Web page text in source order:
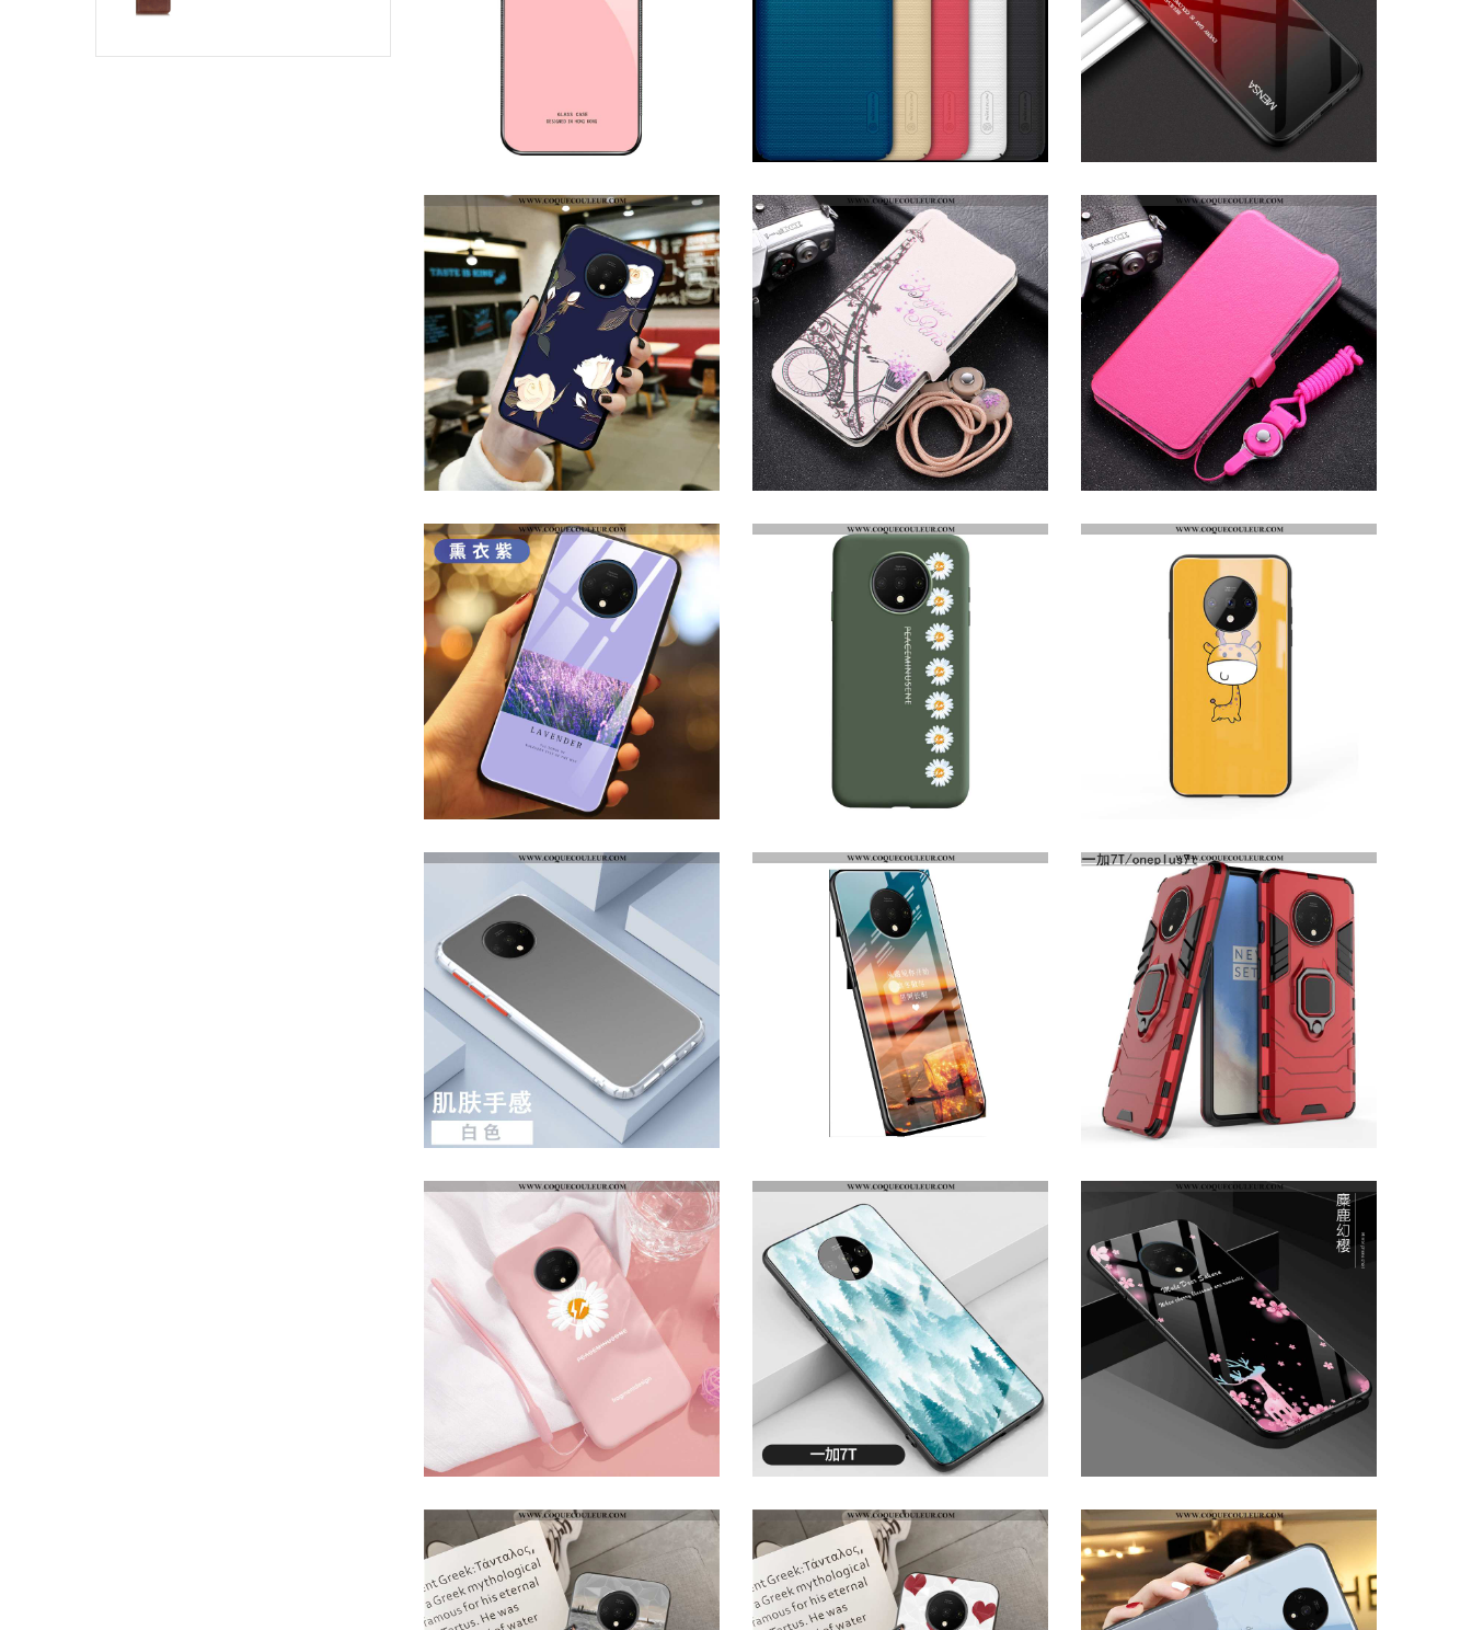
COQUE ONEPLUS 7T PROTECTION FLUIDE DOUX TÉLÉPHONE PORTABLE, HOUSSE ONEPLUS 7T VERRE ROSE COQUE ONEPLUS 7T PROTECTION TÉLÉPHONE PORTABLE ANTIDÉRAPANT, HOUSSE ONEPLUS 7T DIFFICILE OR BLEU ÉTUI ONEPLUS 7T PROTECTION COQUE ÉTUI, ONEPLUS 7T VERRE INCASSABLE ROUGE
COQUE ONEPLUS 7T CRÉATIF DÉLAVÉ EN DAIM INCASSABLE, HOUSSE ONEPLUS 7T GAUFRAGE STYLE CHINOIS BLEU FO HOUSSE ONEPLUS 7T DESSIN ANIMÉ CARTE, ÉTUI ONEPLUS 7T CUIR COQUE BEIGE HOUSSE ONEPLUS 7T TENDANCE TOUT COMPRIS ROUGE, ÉTUI ONEPLUS 7T LÉGÈRE ULTRA ROSE
HOUSSE ONEPLUS 7T LÉGÈRE INCASSABLE ULTRA, ÉTUI ONEPLUS 7T SILICONE LUXE VIOLET COQUE ONEPLUS 7T SILICONE PETITE MARGUERITE TENDANCE, HOUSSE ONEPLUS 7T PROTECTION NOUVEAU ARMÉE VER HOUSSE ONEPLUS 7T VERRE MIROIR CRÉATIF, ÉTUI ONEPLUS 7T PERSONNALITÉ INCASSABLE JAUNE
ÉTUI ONEPLUS 7T SILICONE INCASSABLE TENDANCE, COQUE ONEPLUS 7T PERSONNALITÉ TÉLÉPHONE PORTABLE BLANC ÉTUI ONEPLUS 7T TENDANCE TÉLÉPHONE PORTABLE ÉTUI, COQUE ONEPLUS 7T LÉGÈRE TEMPÉRER BLEU COQUE ONEPLUS 7T ORNEMENTS SUSPENDUS FLUIDE DOUX INVISIBLE, HOUSSE ONEPLUS 7T TENDANCE ÉTUI ROUGE
HOUSSE ONEPLUS 7T SILICONE FRAIS ROSE, ÉTUI ONEPLUS 7T TÉLÉPHONE PORTABLE INCASSABLE ROSE ÉTUI ONEPLUS 7T SILICONE DIFFICILE VERT, COQUE ONEPLUS 7T VERRE TÉLÉPHONE PORTABLE VERTE ÉTUI ONEPLUS 7T TENDANCE TÉLÉPHONE PORTABLE NOIR, COQUE ONEPLUS 7T FLUIDE DOUX NOUVEAU NOIR